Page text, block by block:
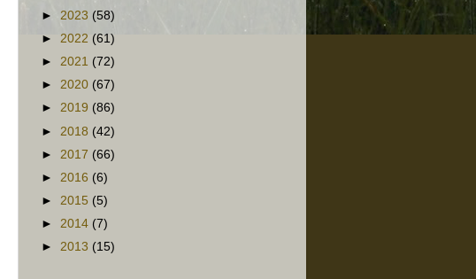
► 2023 (58)
► 2022 (61)
► 2021 (72)
► 2020 (67)
► 2019 (86)
► 2018 (42)
► 2017 (66)
► 2016 (6)
► 2015 (5)
► 2014 (7)
► 2013 (15)